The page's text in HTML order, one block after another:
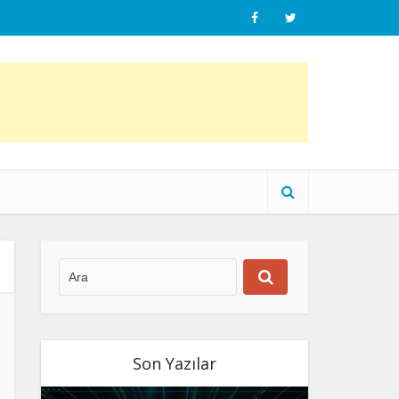
Son Yazılar